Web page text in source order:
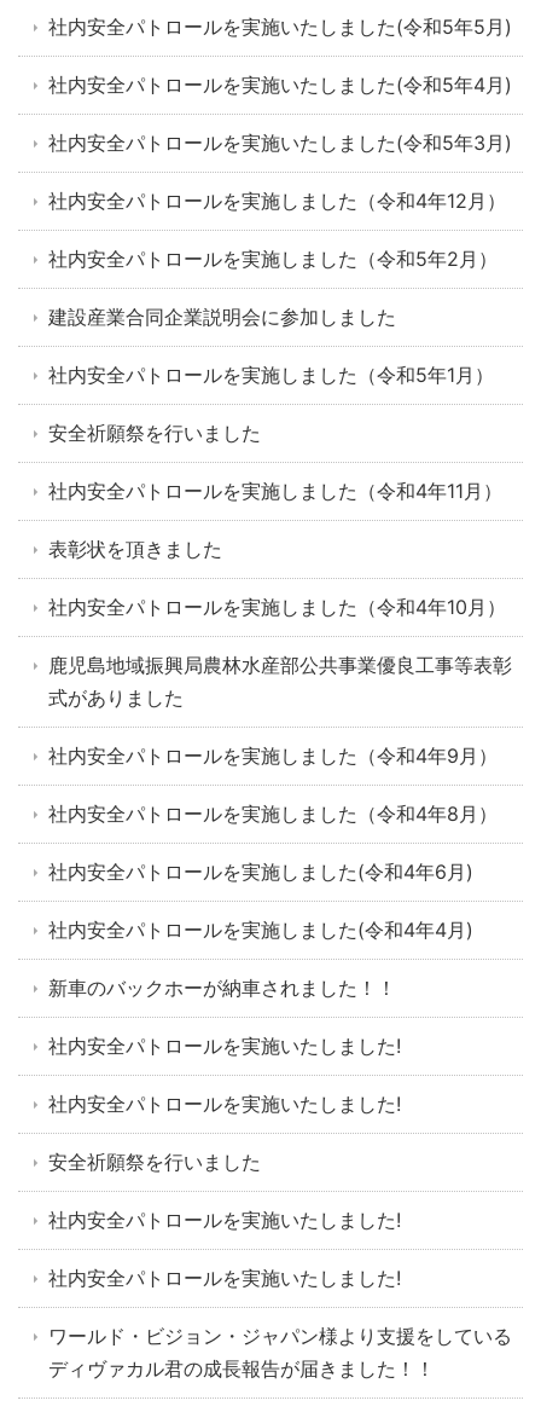
社内安全パトロールを実施いたしました(令和5年5月)
社内安全パトロールを実施いたしました(令和5年4月)
社内安全パトロールを実施いたしました(令和5年3月)
社内安全パトロールを実施しました（令和4年12月）
社内安全パトロールを実施しました（令和5年2月）
建設産業合同企業説明会に参加しました
社内安全パトロールを実施しました（令和5年1月）
安全祈願祭を行いました
社内安全パトロールを実施しました（令和4年11月）
表彰状を頂きました
社内安全パトロールを実施しました（令和4年10月）
鹿児島地域振興局農林水産部公共事業優良工事等表彰
式がありました
社内安全パトロールを実施しました（令和4年9月）
社内安全パトロールを実施しました（令和4年8月）
社内安全パトロールを実施しました(令和4年6月)
社内安全パトロールを実施しました(令和4年4月)
新車のバックホーが納車されました！！
社内安全パトロールを実施いたしました!
社内安全パトロールを実施いたしました!
安全祈願祭を行いました
社内安全パトロールを実施いたしました!
社内安全パトロールを実施いたしました!
ワールド・ビジョン・ジャパン様より支援をしている
ディヴァカル君の成長報告が届きました！！